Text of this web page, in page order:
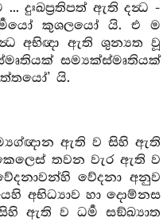
දුඃඛප්‍රතිපත් ඇති දන්‍ධ -
කුශලයෝ යි. එ ම
අභිඥා ඇති ශුන්‍යත වූ
සම්‍යක්ස්මෘතියක්
යි.
ඇති ව සිහි ඇති
තවන වැර ඇති ව
වේදනා අනුව
අභිධ්‍යාව හා දොම්නස
ඇති ව ධර්‍ම සඞ්ඛ්‍යාත